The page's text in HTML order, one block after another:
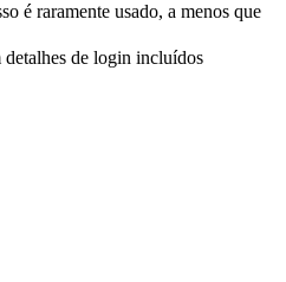
é raramente usado, a menos que
detalhes de login incluídos